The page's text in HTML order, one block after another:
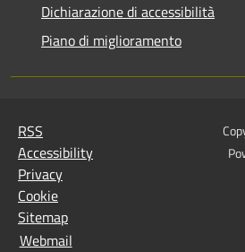
Dichiarazione di accessibilità
Piano di miglioramento
RSS
Accessibility
Privacy
Cookie
Sitemap
Webmail